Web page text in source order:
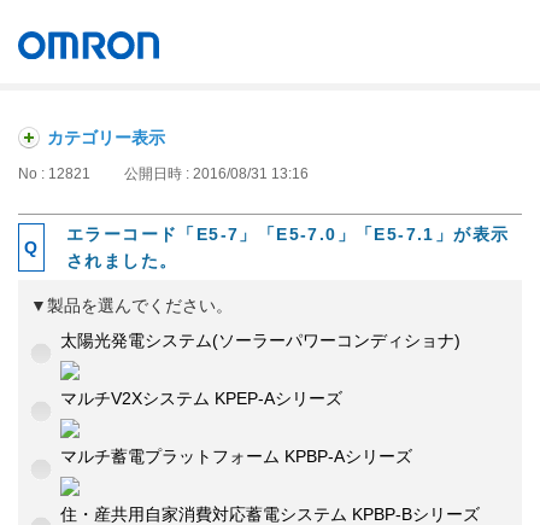
カテゴリー表示
No : 12821 公開日時 : 2016/08/31 13:16
エラーコード「E5-7」「E5-7.0」「E5-7.1」が表示
されました。
▼製品を選んでください。
太陽光発電システム(ソーラーパワーコンディショナ)
マルチV2Xシステム KPEP-Aシリーズ
マルチ蓄電プラットフォーム KPBP-Aシリーズ
住・産共用自家消費対応蓄電システム KPBP-Bシリーズ